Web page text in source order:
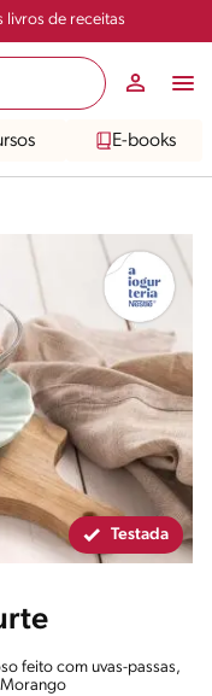
livros de receitas
E-books
Compartilhar
Testada
feito com uvas-passas,